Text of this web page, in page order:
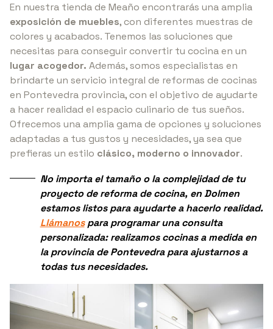
En nuestra tienda de Meaño encontrarás unaamplia
exposición de muebles, con diferentes muestras de
colores y acabados. Tenemos las soluciones que
necesitas para conseguir convertir tu cocina en un
lugar acogedor. Además, somos especialistas en
brindarte un servicio integral de reformas de cocinas
en Pontevedra provincia, con el objetivo de ayudarte
a hacer realidad el espacio culinario de tus sueños.
Ofrecemos una amplia gama de opciones y soluciones
adaptadas a tus gustos y necesidades, ya sea que
prefieras un estilo clásico, moderno o innovador.
No importa el tamaño o la complejidad de tu
proyecto de reforma de cocina, en Dolmen
estamos listos para ayudarte a hacerlo realidad.
Llámanospara programar una consulta
personalizada: realizamoscocinas a medidaen
la provincia de Pontevedra para ajustarnos a
todas tus necesidades.